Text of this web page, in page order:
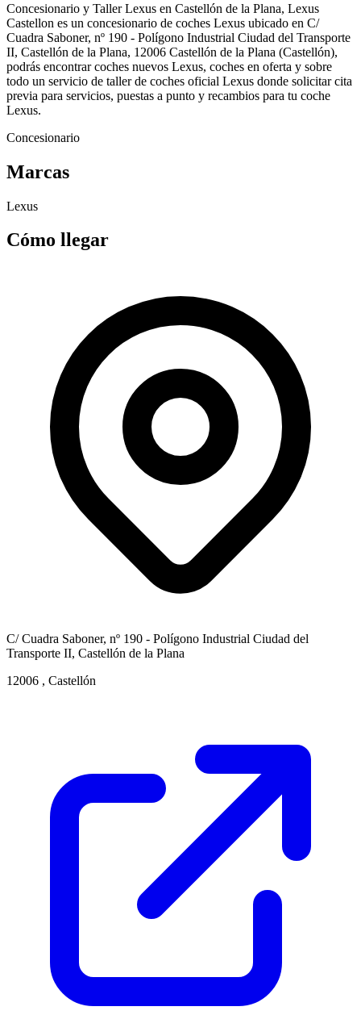
Concesionario y Taller Lexus en Castellón de la Plana, Lexus
Castellon es un concesionario de coches Lexus ubicado en C/
Cuadra Saboner, nº 190 - Polígono Industrial Ciudad del Transporte
II, Castellón de la Plana, 12006 Castellón de la Plana (Castellón),
podrás encontrar coches nuevos Lexus, coches en oferta y sobre
todo un servicio de taller de coches oficial Lexus donde solicitar cita
previa para servicios, puestas a punto y recambios para tu coche
Lexus.
Concesionario
Marcas
Lexus
Cómo llegar
C/ Cuadra Saboner, nº 190 - Polígono Industrial Ciudad del
Transporte II, Castellón de la Plana
12006 , Castellón